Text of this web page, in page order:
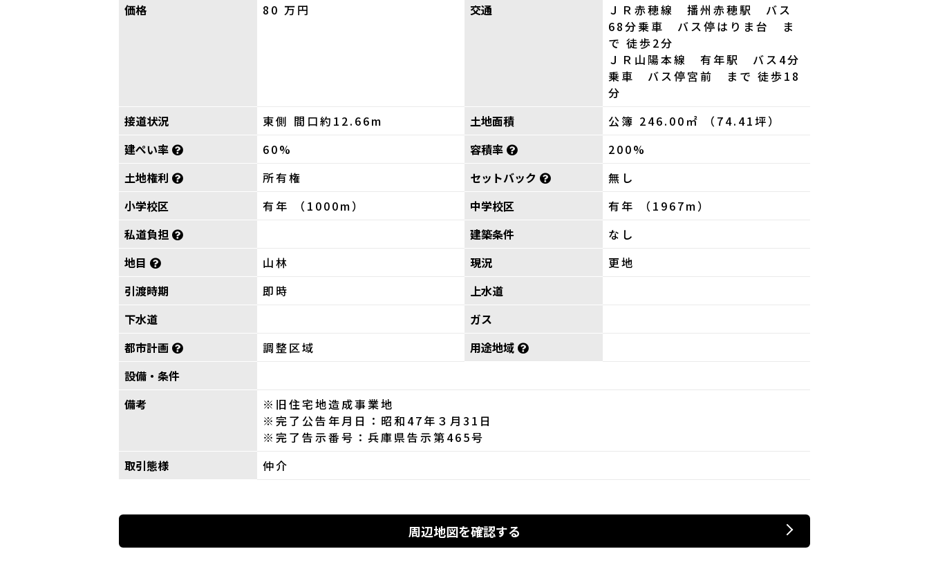
価格
80 万円 交通
ＪＲ赤穂線 播州赤穂駅 バス
68分乗車 バス停はりま台 ま
で 徒歩2分
ＪＲ山陽本線 有年駅 バス4分
乗車 バス停宮前 まで 徒歩18
分
接道状況
東側 間口約12.66m 土地面積
公簿 246.00㎡ （74.41坪）
建ぺい率
60% 容積率
200%
土地権利
所有権 セットバック
無し
小学校区
有年 （1000m） 中学校区
有年 （1967m）
私道負担
建築条件
なし
地目
山林 現況
更地
引渡時期
即時
上水道
下水道
ガス
都市計画
調整区域
用途地域
設備・条件
備考
※旧住宅地造成事業地
※完了公告年月日：昭和47年３月31日
※完了告示番号：兵庫県告示第465号
取引態様
仲介
周辺地図を確認する